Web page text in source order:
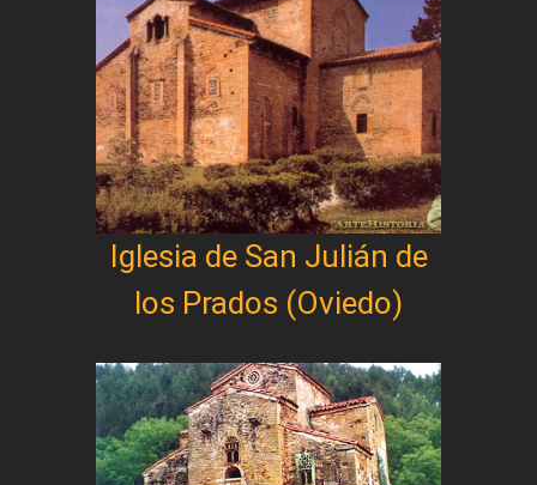
Iglesia de San Julián de
los Prados (Oviedo)